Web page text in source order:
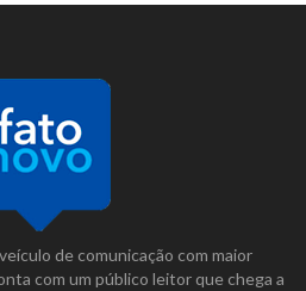
de comunicação com maior
com um público leitor que chega a